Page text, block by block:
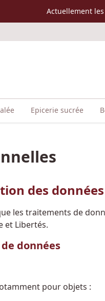
Actuellement
Epicerie sucrée
des données
les traitements de
et Libertés.
données
pour objets :